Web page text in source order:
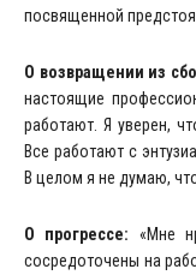
посвященной
О возвращении из
настоящие
работают. Я уверен,
Все работают с
В целом я не думаю,
О прогрессе: «Мне
сосредоточены на